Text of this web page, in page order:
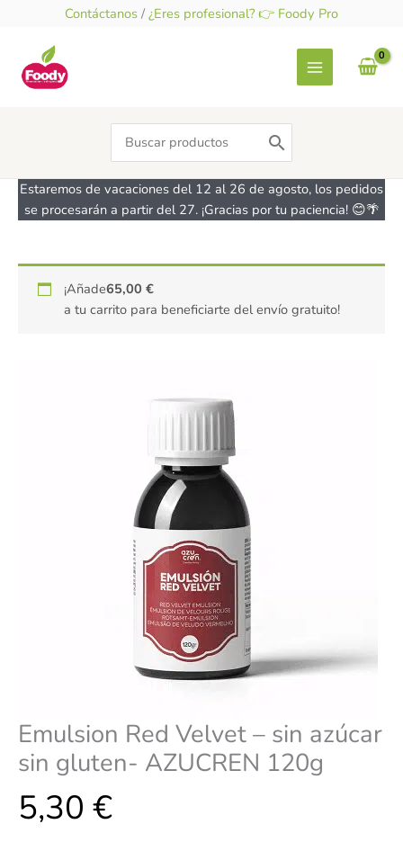
contenido
Contáctanos / ¿Eres profesional? 👉 Foody Pro
Search
for:
Estaremos de vacaciones del 12 al 26 de agosto, los pedidos
se procesarán a partir del 27. ¡Gracias por tu paciencia! 😊🌴
¡Añade65,00€
a tu carrito para beneficiarte del envío gratuito!
Emulsion Red Velvet – sin azúcar
sin gluten- AZUCREN 120g
5,30 €
Emulsion
Red